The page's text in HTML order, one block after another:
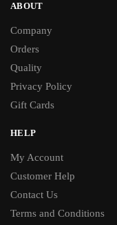
ABOUT
Company
Orders
Quality
Privacy Policy
Gift Cards
HELP
My Account
Customer Help
Contact Us
Terms and Conditions